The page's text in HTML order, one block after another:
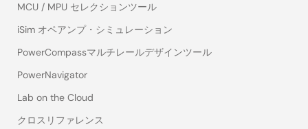
MCU / MPU セレクションツール
iSim オペアンプ・シミュレーション
PowerCompassマルチレールデザインツール
PowerNavigator
Lab on the Cloud
クロスリファレンス